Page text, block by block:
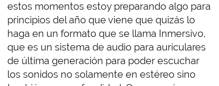
estos momentos estoy preparando algo para
principios del año que viene que quizás lo
haga en un formato que se llama Inmersivo,
que es un sistema de audio para auriculares
de última generación para poder escuchar
los sonidos no solamente en estéreo sino